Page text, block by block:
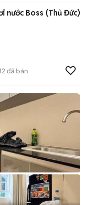
nước Boss (Thủ Đức)
12 đã bán